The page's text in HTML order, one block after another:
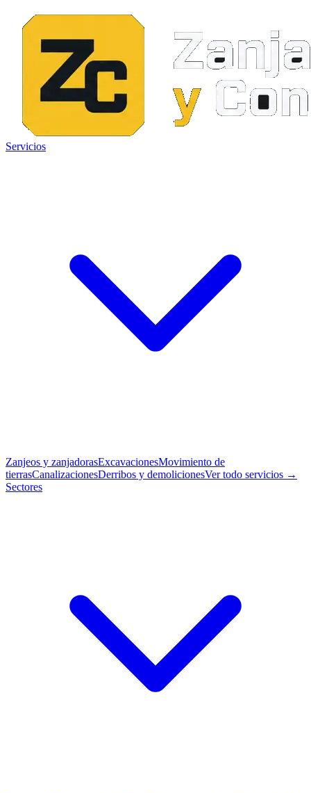
Servicios
Zanjeos y zanjadorasExcavacionesMovimiento de
tierrasCanalizacionesDerribos y demolicionesVer todo servicios →
Sectores